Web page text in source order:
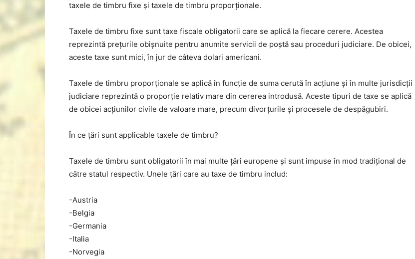
taxele de timbru fixe și taxele de timbru proporționale.
Taxele de timbru fixe sunt taxe fiscale obligatorii care se aplică la fiecare cerere. Acestea
reprezintă prețurile obișnuite pentru anumite servicii de poștă sau proceduri judiciare. De obicei,
aceste taxe sunt mici, în jur de câteva dolari americani.
Taxele de timbru proporționale se aplică în funcție de suma cerută în acțiune și în multe jurisdicții
judiciare reprezintă o proporție relativ mare din cererea introdusă. Aceste tipuri de taxe se aplică
de obicei acțiunilor civile de valoare mare, precum divorțurile și procesele de despăgubiri.
În ce țări sunt applicable taxele de timbru?
Taxele de timbru sunt obligatorii în mai multe țări europene și sunt impuse în mod tradițional de
către statul respectiv. Unele țări care au taxe de timbru includ:
-Austria
-Belgia
-Germania
-Italia
-Norvegia